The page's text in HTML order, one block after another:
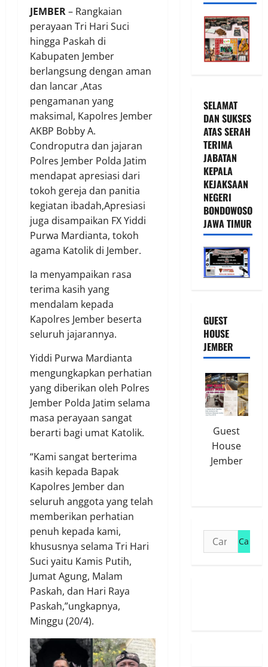
JEMBER– Rangkaian
perayaan Tri Hari Suci
hingga Paskah di
Kabupaten Jember
berlangsung dengan aman
dan lancar ,Atas
pengamanan yang
maksimal, Kapolres Jember
AKBP Bobby A.
Condroputra dan jajaran
Polres Jember Polda Jatim
mendapat apresiasi dari
tokoh gereja dan panitia
kegiatan ibadah,Apresiasi
juga disampaikan FX Yiddi
Purwa Mardianta, tokoh
agama Katolik di Jember.
Ia menyampaikan rasa
terima kasih yang
mendalam kepada
Kapolres Jember beserta
seluruh jajarannya.
Yiddi Purwa Mardianta
mengungkapkan perhatian
yang diberikan oleh Polres
Jember Polda Jatim selama
masa perayaan sangat
berarti bagi umat Katolik.
“Kami sangat berterima
kasih kepada Bapak
Kapolres Jember dan
seluruh anggota yang telah
memberikan perhatian
penuh kepada kami,
khususnya selama Tri Hari
Suci yaitu Kamis Putih,
Jumat Agung, Malam
Paskah, dan Hari Raya
Paskah,”ungkapnya,
Minggu (20/4).
SELAMAT
DAN SUKSES
ATAS SERAH
TERIMA
JABATAN
KEPALA
KEJAKSAAN
NEGERI
BONDOWOSO
JAWA TIMUR
GUEST
HOUSE
JEMBER
Guest
House
Jember
Cari
untuk: